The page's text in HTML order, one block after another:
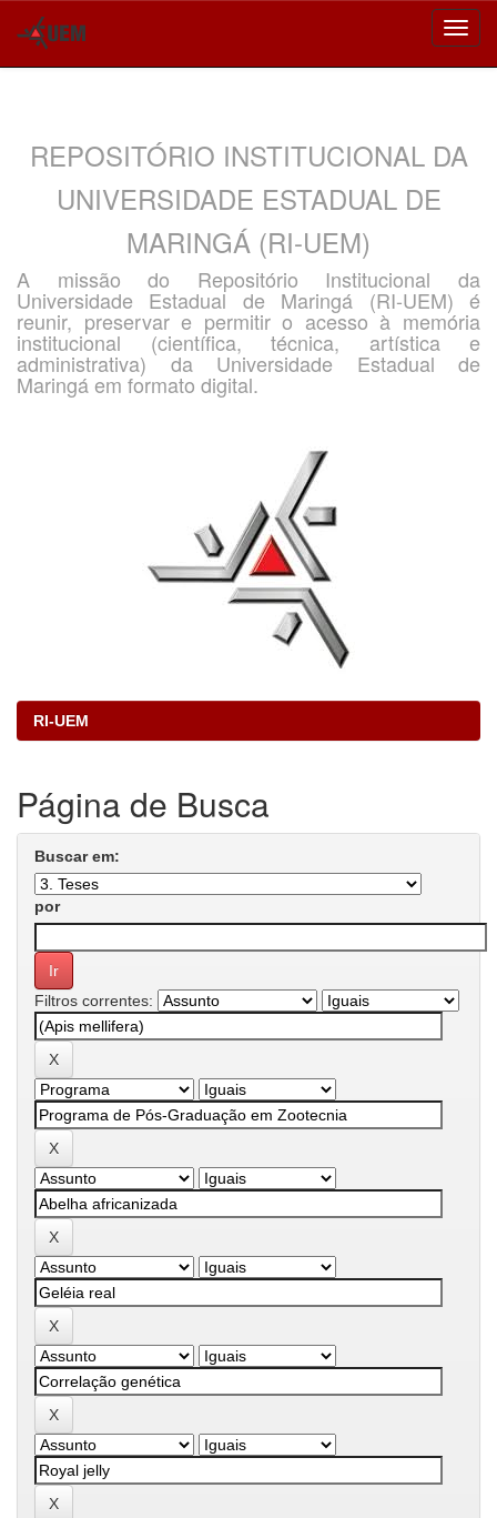
REPOSITÓRIO INSTITUCIONAL DA
UNIVERSIDADE ESTADUAL DE
MARINGÁ (RI-UEM)
A missão do Repositório Institucional da
Universidade Estadual de Maringá (RI-UEM) é
reunir, preservar e permitir o acesso à memória
institucional (científica, técnica, artística e
administrativa) da Universidade Estadual de
Maringá em formato digital.
RI-UEM
Página de Busca
Buscar em:
por
Filtros correntes: